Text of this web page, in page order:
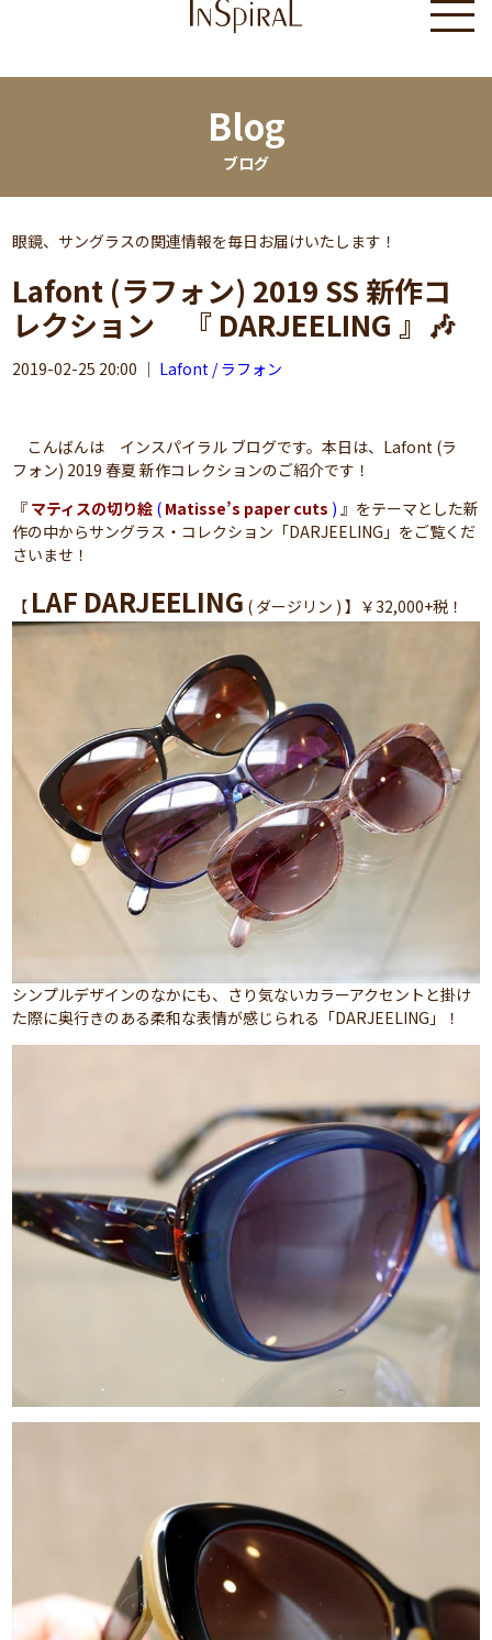
Blog
ブログ
眼鏡、サングラスの関連情報を毎日お届けいたします！
Lafont (ラフォン) 2019 SS 新作コ
レクション 『 DARJEELING 』🎶
2019-02-25 20:00 ｜ Lafont / ラフォン
こんばんは インスパイラル ブログです。本日は、Lafont (ラ
フォン) 2019 春夏 新作コレクションのご紹介です！
『 マティスの切り絵 ( Matisse’s paper cuts ) 』をテーマとした新
作の中からサングラス・コレクション「DARJEELING」をご覧くだ
さいませ！
【 LAF DARJEELING ( ダージリン ) 】￥32,000+税！
シンプルデザインのなかにも、さり気ないカラーアクセントと掛け
た際に奥行きのある柔和な表情が感じられる「DARJEELING」！